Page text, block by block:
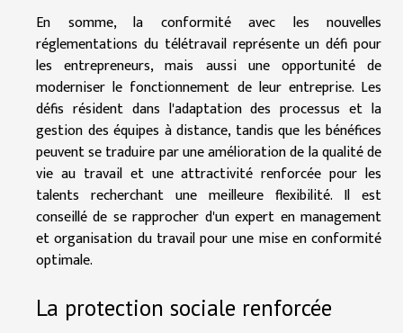
En somme, la conformité avec les nouvelles
réglementations du télétravail représente un défi pour
les entrepreneurs, mais aussi une opportunité de
moderniser le fonctionnement de leur entreprise. Les
défis résident dans l'adaptation des processus et la
gestion des équipes à distance, tandis que les bénéfices
peuvent se traduire par une amélioration de la qualité de
vie au travail et une attractivité renforcée pour les
talents recherchant une meilleure flexibilité. Il est
conseillé de se rapprocher d'un expert en management
et organisation du travail pour une mise en conformité
optimale.
La protection sociale renforcée